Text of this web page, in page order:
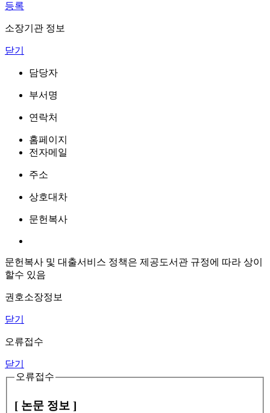
등록
소장기관 정보
닫기
담당자
부서명
연락처
홈페이지
전자메일
주소
상호대차
문헌복사
문헌복사 및 대출서비스 정책은 제공도서관 규정에 따라 상이
할수 있음
권호소장정보
닫기
오류접수
닫기
오류접수
[ 논문 정보 ]